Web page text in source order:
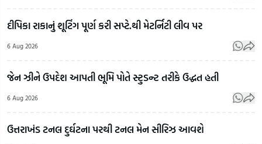
દીપિકા રાકાનું શૂટિંગ પૂર્ણ કરી સપ્ટે.થી મેટર્નિટી લીવ પર
6 Aug 2026
જેન ઝીને ઉપદેશ આપતી ભૂમિ પોતે સ્ટુડન્ટ તરીકે ઉદ્ધત હતી
6 Aug 2026
ઉત્તરાખંડ ટનલ દુર્ઘટના પરથી ટનલ મેન સીરિઝ આવશે
Mohan
On Gen Z:
RSSના
મોહન
Mohan
LGBTQ+
લગ્નો મુદ્દે